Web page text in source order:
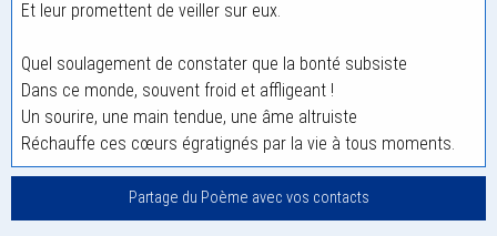
Et leur promettent de veiller sur eux.
Quel soulagement de constater que la bonté subsiste
Dans ce monde, souvent froid et affligeant !
Un sourire, une main tendue, une âme altruiste
Réchauffe ces cœurs égratignés par la vie à tous moments.
Partage du Poème avec vos contacts